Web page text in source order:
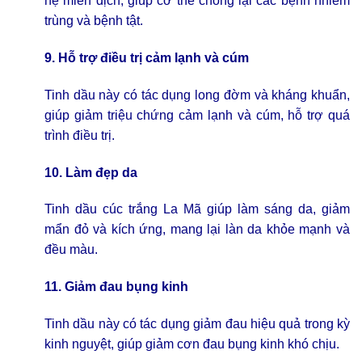
trùng và bệnh tật.
9. Hỗ trợ điều trị cảm lạnh và cúm
Tinh dầu này có tác dụng long đờm và kháng khuẩn,
giúp giảm triệu chứng cảm lạnh và cúm, hỗ trợ quá
trình điều trị.
10. Làm đẹp da
Tinh dầu cúc trắng La Mã giúp làm sáng da, giảm
mẩn đỏ và kích ứng, mang lại làn da khỏe mạnh và
đều màu.
11. Giảm đau bụng kinh
Tinh dầu này có tác dụng giảm đau hiệu quả trong kỳ
kinh nguyệt, giúp giảm cơn đau bụng kinh khó chịu.